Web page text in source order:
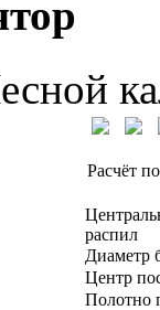
Расчёт
распил
Диаметр
Центр
Полотно